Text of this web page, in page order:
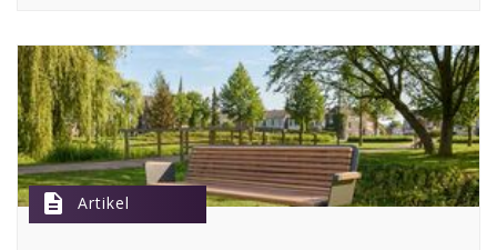
description Artikel